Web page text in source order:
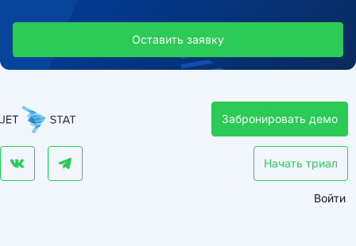
Оставить заявку
Забронировать демо
Начать триал
Войти